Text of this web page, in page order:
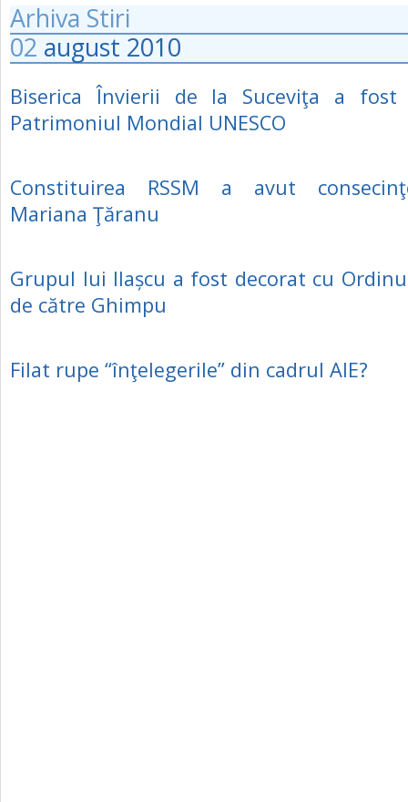
Arhiva Stiri
02 august 2010
Biserica Învierii de la Suceviţa a
Patrimoniul Mondial UNESCO
Constituirea RSSM a avut
Mariana Ţăranu
Grupul lui Ilașcu a fost decorat cu
de către Ghimpu
Filat rupe “înţelegerile” din cadrul AIE?